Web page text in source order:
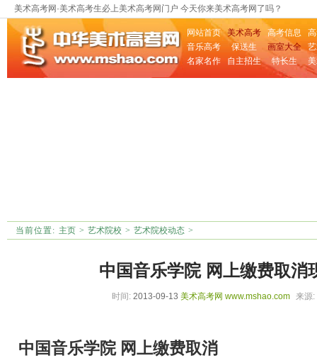
美术高考网·美术高考生必上美术高考网门户 今天你来美术高考网了吗？
网站首页 美术高考 高考信息
音乐高考
保送生 画室大全
名家名作
自主招生 特长生
当前位置: 主页 > 艺术院校 > 艺术院校动态 >
中国音乐学院 网上缴费取消
时间: 2013-09-13 美术高考网 www.mshao.com 来源:
中国音乐学院 网上缴费取消